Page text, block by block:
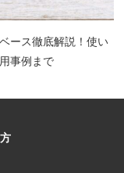
ース徹底解説！使い
事例まで